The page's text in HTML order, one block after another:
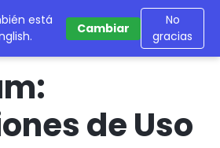
está
Cambiar
No
gracias
10BE
de Uso